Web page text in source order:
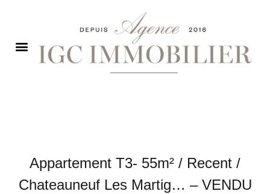
Appartement T3- 55m² / Recent /
Chateauneuf Les Martig… – VENDU